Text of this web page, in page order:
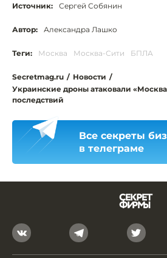
Источник: Сергей Собянин
Автор: Александра Лашко
Теги: Москва Москва-Сити БПЛА
Secretmag.ru / Новости /
Украинские дроны атаковали
последствий
Все секреты
в телеграме